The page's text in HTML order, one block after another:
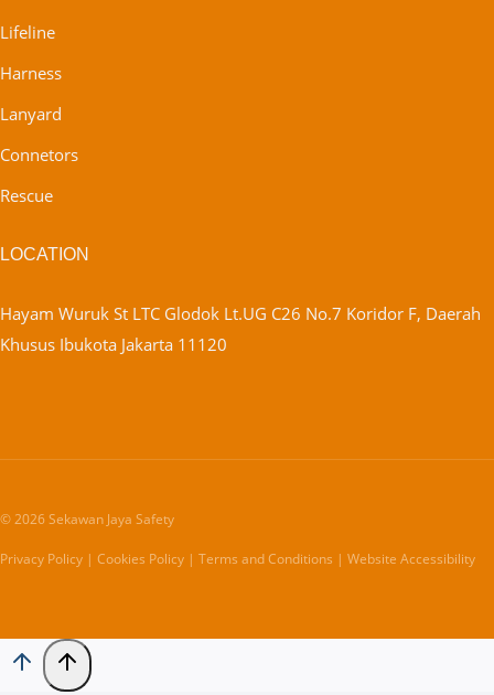
Lifeline
Harness
Lanyard
Connetors
Rescue
LOCATION
Hayam Wuruk St LTC Glodok Lt.UG C26 No.7 Koridor F, Daerah
Khusus Ibukota Jakarta 11120
© 2026 Sekawan Jaya Safety
Privacy Policy | Cookies Policy | Terms and Conditions | Website Accessibility